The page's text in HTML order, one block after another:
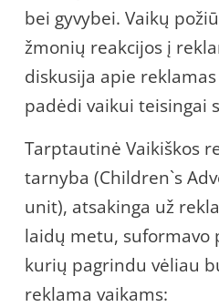
bei gyvybei. Vaikų
žmonių reakcijos į
diskusija apie
padėdi vaikui teisingai
Tarptautinė Vaikiškos
tarnyba (Children`s
unit), atsakinga už
laidų metu, suformavo
kurių pagrindu vėliau
reklama vaikams: